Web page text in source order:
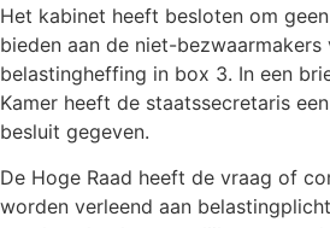
Het kabinet heeft besloten om
bieden aan de niet-bezwaarmakers
belastingheffing in box 3. In een
Kamer heeft de staatssecretaris
besluit gegeven.
De Hoge Raad heeft de vraag of
worden verleend aan